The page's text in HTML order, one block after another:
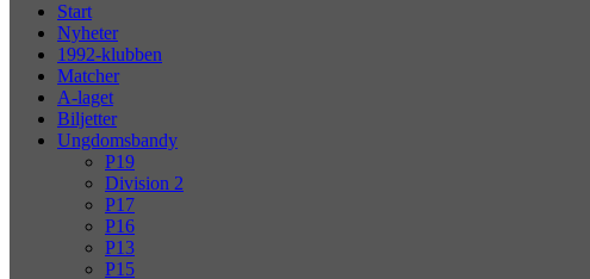
Start
Nyheter
1992-klubben
Matcher
A-laget
Biljetter
Ungdomsbandy
P19
Division 2
P17
P16
P13
P15